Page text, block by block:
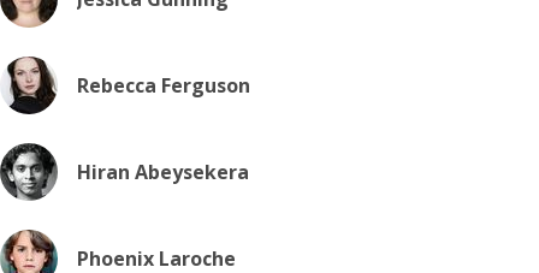
Rebecca Ferguson
Hiran Abeysekera
Phoenix Laroche